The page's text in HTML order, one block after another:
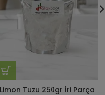
Limon Tuzu 250gr İri Parça